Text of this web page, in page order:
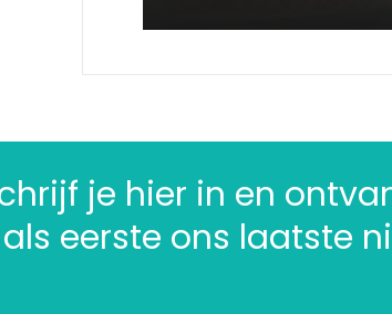
je hier in en
als eerste ons laatste